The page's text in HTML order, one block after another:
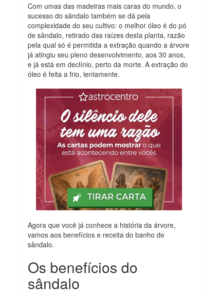
Com umas das madeiras mais caras do mundo, o
sucesso do sândalo também se dá pela
complexidade do seu cultivo: o melhor óleo é do pó
de sândalo, retirado das raízes desta planta, razão
pela qual só é permitida a extração quando a árvore
já atingiu seu pleno desenvolvimento, aos 30 anos,
e já está em declínio, perto da morte. A extração do
óleo é feita a frio, lentamente.
Agora que você já conhece a história da árvore,
vamos aos benefícios e receita do banho de
sândalo.
Os benefícios do
sândalo